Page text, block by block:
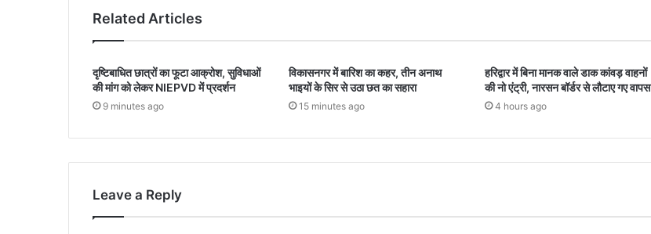
Related Articles
दृष्टिबाधित छात्रों का फूटा आक्रोश, सुविधाओं
की मांग को लेकर NIEPVD में प्रदर्शन
9 minutes ago
विकासनगर में बारिश का कहर, तीन अनाथ
भाइयों के सिर से उठा छत का सहारा
15 minutes ago
हरिद्वार में बिना मानक वाले डाक कांवड़ वाहनों
की नो एंट्री, नारसन बॉर्डर से लौटाए गए वापस
4 hours ago
Leave a Reply